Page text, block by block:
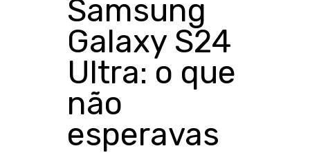
Samsung
Galaxy S24
Ultra: o que
não
esperavas